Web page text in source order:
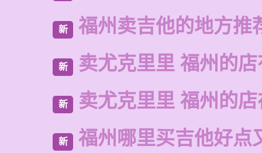
新 福州卖吉他的地方推
新 卖尤克里里 福州的
新 卖尤克里里 福州的
新 福州哪里买吉他好点